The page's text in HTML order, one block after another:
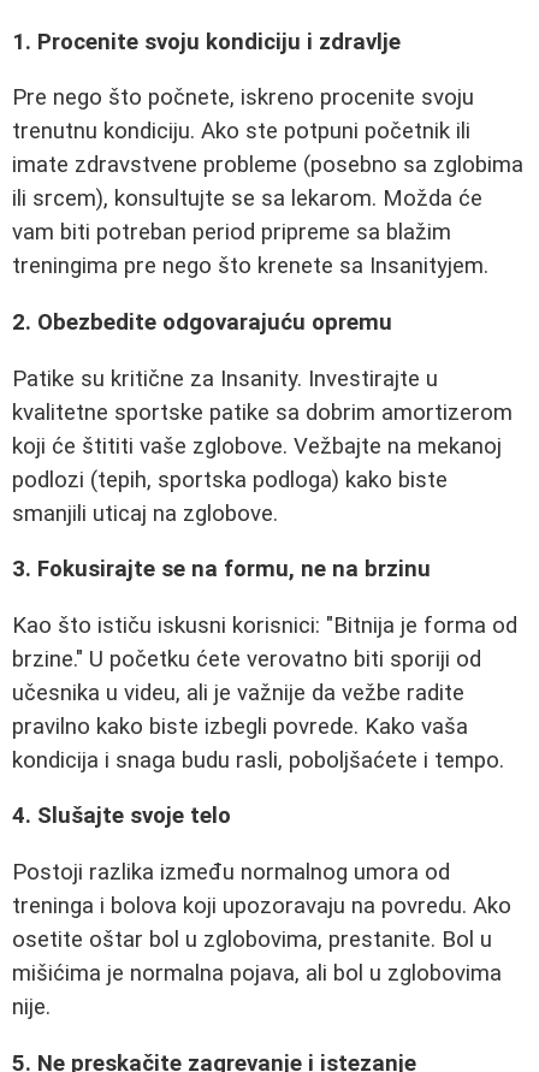
1. Procenite svoju kondiciju i zdravlje
Pre nego što počnete, iskreno procenite svoju
trenutnu kondiciju. Ako ste potpuni početnik ili
imate zdravstvene probleme (posebno sa zglobima
ili srcem), konsultujte se sa lekarom. Možda će
vam biti potreban period pripreme sa blažim
treningima pre nego što krenete sa Insanityjem.
2. Obezbedite odgovarajuću opremu
Patike su kritične za Insanity. Investirajte u
kvalitetne sportske patike sa dobrim amortizerom
koji će štititi vaše zglobove. Vežbajte na mekanoj
podlozi (tepih, sportska podloga) kako biste
smanjili uticaj na zglobove.
3. Fokusirajte se na formu, ne na brzinu
Kao što ističu iskusni korisnici: "Bitnija je forma od
brzine." U početku ćete verovatno biti sporiji od
učesnika u videu, ali je važnije da vežbe radite
pravilno kako biste izbegli povrede. Kako vaša
kondicija i snaga budu rasli, poboljšaćete i tempo.
4. Slušajte svoje telo
Postoji razlika između normalnog umora od
treninga i bolova koji upozoravaju na povredu. Ako
osetite oštar bol u zglobovima, prestanite. Bol u
mišićima je normalna pojava, ali bol u zglobovima
nije.
5. Ne preskačite zagrevanje i istezanje